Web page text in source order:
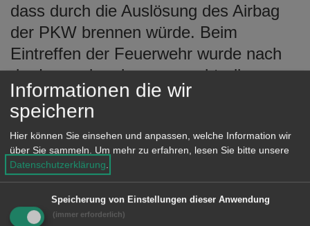
dass durch die Auslösung des Airbag
der PKW brennen würde. Beim
Eintreffen der Feuerwehr wurde nach
der Lageerkundung versucht, die
Batterie des Fahrzeuges
abzuklemmen. Dazu musste durch die
Verformung der Motorhaube ein
Hydraulisches Gerät eingesetzt
werden, um diese zu öffnen.
Informationen die wir
speichern
Hier können Sie einsehen und anpassen, welche Information wir
über Sie sammeln.
Um mehr zu erfahren, lesen Sie bitte unsere
Datenschutzerklärung
Speicherung von Einstellungen dieser Anwendung
(immer erforderlich)